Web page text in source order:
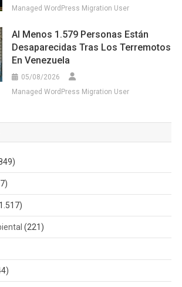
Managed WordPress Migration User
Al Menos 1.579 Personas Están
Desaparecidas Tras Los Terremotos
En Venezuela
05/08/2026
Managed WordPress Migration User
(221)